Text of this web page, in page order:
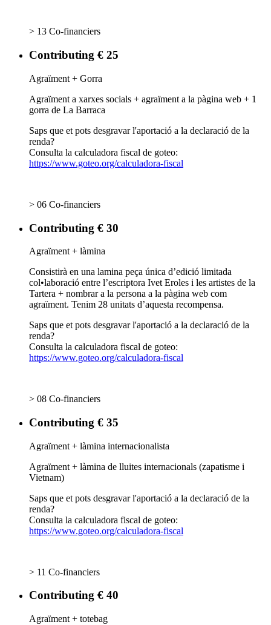
> 13 Co-financiers
Contributing € 25
Agraïment + Gorra
Agraïment a xarxes socials + agraïment a la pàgina web + 1
gorra de La Barraca
Saps que et pots desgravar l'aportació a la declaració de la
renda?
Consulta la calculadora fiscal de goteo:
https://www.goteo.org/calculadora-fiscal
> 06 Co-financiers
Contributing € 30
Agraïment + làmina
Consistirà en una lamina peça única d’edició limitada
col•laboració entre l’escriptora Ivet Eroles i les artistes de la
Tartera + nombrar a la persona a la pàgina web com
agraïment. Tenim 28 unitats d’aquesta recompensa.
Saps que et pots desgravar l'aportació a la declaració de la
renda?
Consulta la calculadora fiscal de goteo:
https://www.goteo.org/calculadora-fiscal
> 08 Co-financiers
Contributing € 35
Agraïment + làmina internacionalista
Agraïment + làmina de lluites internacionals (zapatisme i
Vietnam)
Saps que et pots desgravar l'aportació a la declaració de la
renda?
Consulta la calculadora fiscal de goteo:
https://www.goteo.org/calculadora-fiscal
> 11 Co-financiers
Contributing € 40
Agraïment + totebag